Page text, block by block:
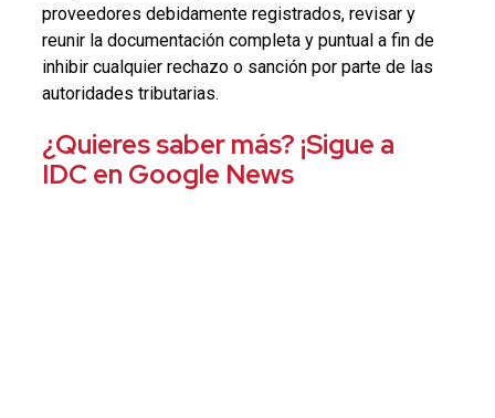
proveedores debidamente registrados, revisar y
reunir la documentación completa y puntual a fin de
inhibir cualquier rechazo o sanción por parte de las
autoridades tributarias.
¿Quieres saber más? ¡Sigue a
IDC en Google News